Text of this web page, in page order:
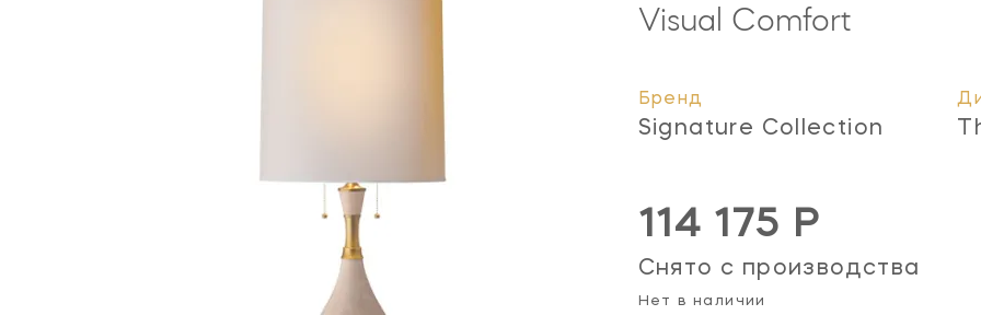
Visual Comfort
Бренд
Signature Collection
114 175 Р
Снято с производства
Нет в наличии